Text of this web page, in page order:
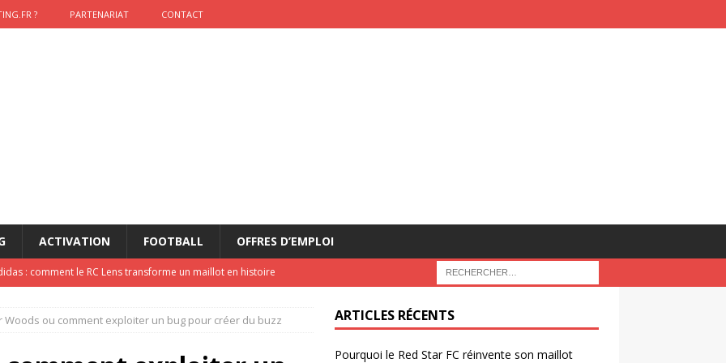
? PARTENARIAT CONTACT
ACTIVATION FOOTBALL OFFRES D’EMPLOI
: comment le RC Lens transforme un maillot en histoire
de Zinedine Zidane par adidas est de retour à
Woods ou comment exploiter un bug pour créer du buzz ARTICLES RÉCENTS
Pourquoi le Red Star FC réinvente son maillot